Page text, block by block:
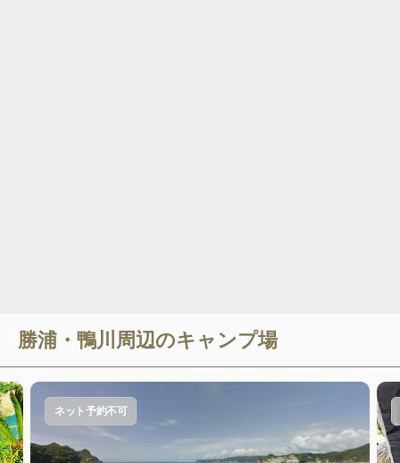
勝浦・鴨川 周辺のキャンプ場
ネット予約不可